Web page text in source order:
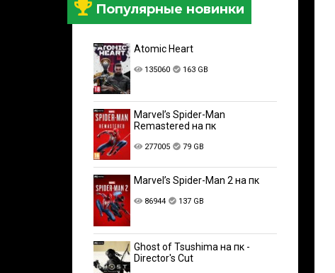
Популярные новинки
Atomic Heart
135060 163 GB
Marvel’s Spider-Man
Remastered на пк
277005 79 GB
Marvel’s Spider-Man 2 на пк
86944 137 GB
Ghost of Tsushima на пк -
Director's Cut